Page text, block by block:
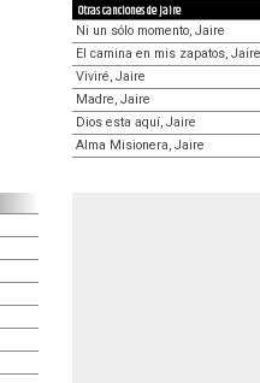
Otras canciones de Jaire
Ni un sólo momento, Jaire
El camina en mis zapatos, Jaire
Viviré, Jaire
Madre, Jaire
Dios esta aquí, Jaire
Alma Misionera, Jaire